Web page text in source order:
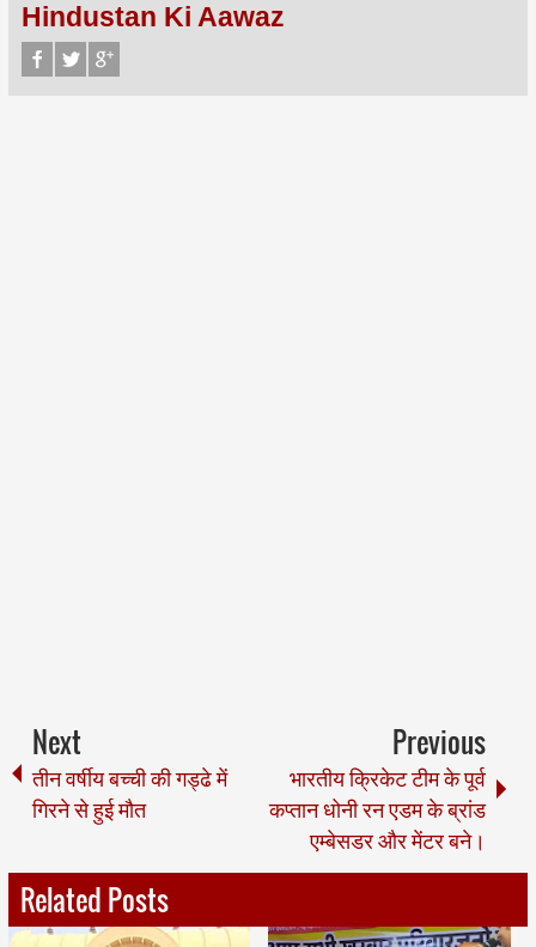
Hindustan Ki Aawaz
Next
तीन वर्षीय बच्ची की गड्ढे में
गिरने से हुई मौत
Previous
भारतीय क्रिकेट टीम के पूर्व
कप्तान धोनी रन एडम के ब्रांड
एम्बेसडर और मेंटर बने।
Related Posts